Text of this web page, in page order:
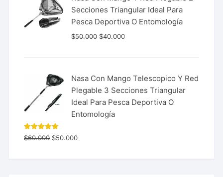
Secciones Triangular Ideal Para
Pesca Deportiva O Entomología
$50.000 $40.000
Nasa Con Mango Telescopico Y Red
Plegable 3 Secciones Triangular
Ideal Para Pesca Deportiva O
Entomología
Valorado
con 5.00
$60.000 $50.000